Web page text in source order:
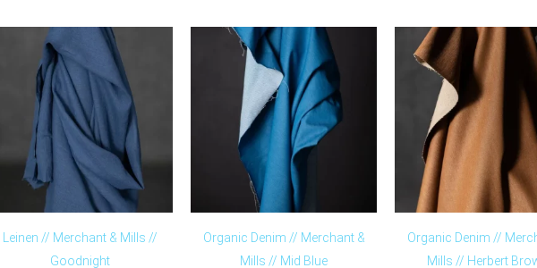
Leinen // Merchant & Mills //
Goodnight
Organic Denim // Merchant &
Mills // Mid Blue
Organic Denim //
Mills // Herbert